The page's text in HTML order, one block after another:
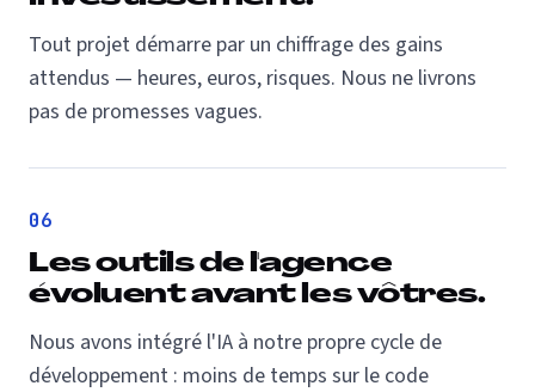
Tout projet démarre par un chiffrage des gains
attendus — heures, euros, risques. Nous ne livrons
pas de promesses vagues.
06
Les outils de l'agence
évoluent avant les vôtres.
Nous avons intégré l'IA à notre propre cycle de
développement : moins de temps sur le code